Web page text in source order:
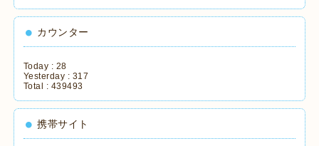
カウンター
Today : 28
Yesterday : 317
Total : 439493
携帯サイト